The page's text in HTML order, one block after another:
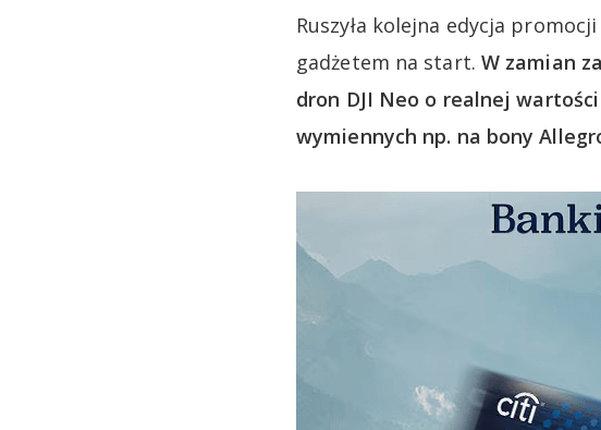
Ruszyła kolejna edycja
gadżetem na start. W zamian
dron DJI Neo o realnej
wymiennych np. na bony